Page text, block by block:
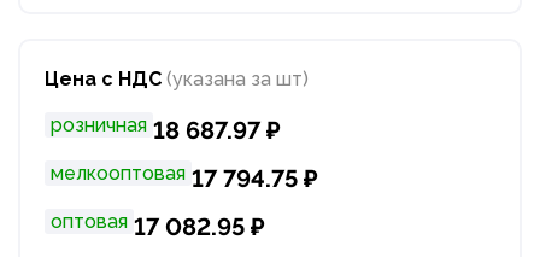
Цена с НДС (указана за шт)
розничная 18 687.97 ₽
мелкооптовая 17 794.75 ₽
оптовая 17 082.95 ₽